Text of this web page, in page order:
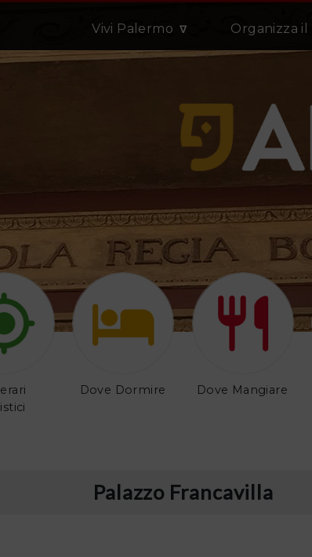
Vivi Palermo Organizza
Dove Dormire Dove Mangiare
Palazzo Francavilla